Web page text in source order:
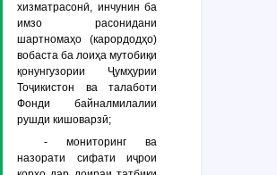
хизматрасонӣ, инчунин ба
имзо расонидани
шартномаҳо (карордодҳо)
вобаста ба лоиҳа мутобиқи
қонунгузории Ҷумҳурии
Тоҷикистон ва талаботи
Фонди байналмилалии
рушди кишоварзӣ;
- мониторинг ва
назорати сифати иҷрои